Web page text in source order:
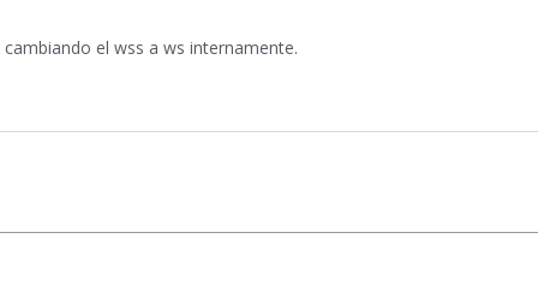
el wss a ws internamente.